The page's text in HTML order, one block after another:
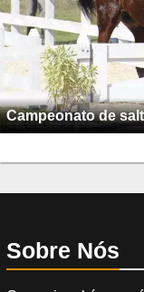
Campeonato de
Sobre Nós